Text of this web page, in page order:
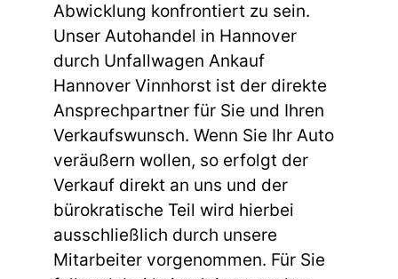
Abwicklung konfrontiert zu sein.
Unser Autohandel in Hannover
durch Unfallwagen Ankauf
Hannover Vinnhorst ist der direkte
Ansprechpartner für Sie und Ihren
Verkaufswunsch. Wenn Sie Ihr Auto
veräußern wollen, so erfolgt der
Verkauf direkt an uns und der
bürokratische Teil wird hierbei
ausschließlich durch unsere
Mitarbeiter vorgenommen. Für Sie